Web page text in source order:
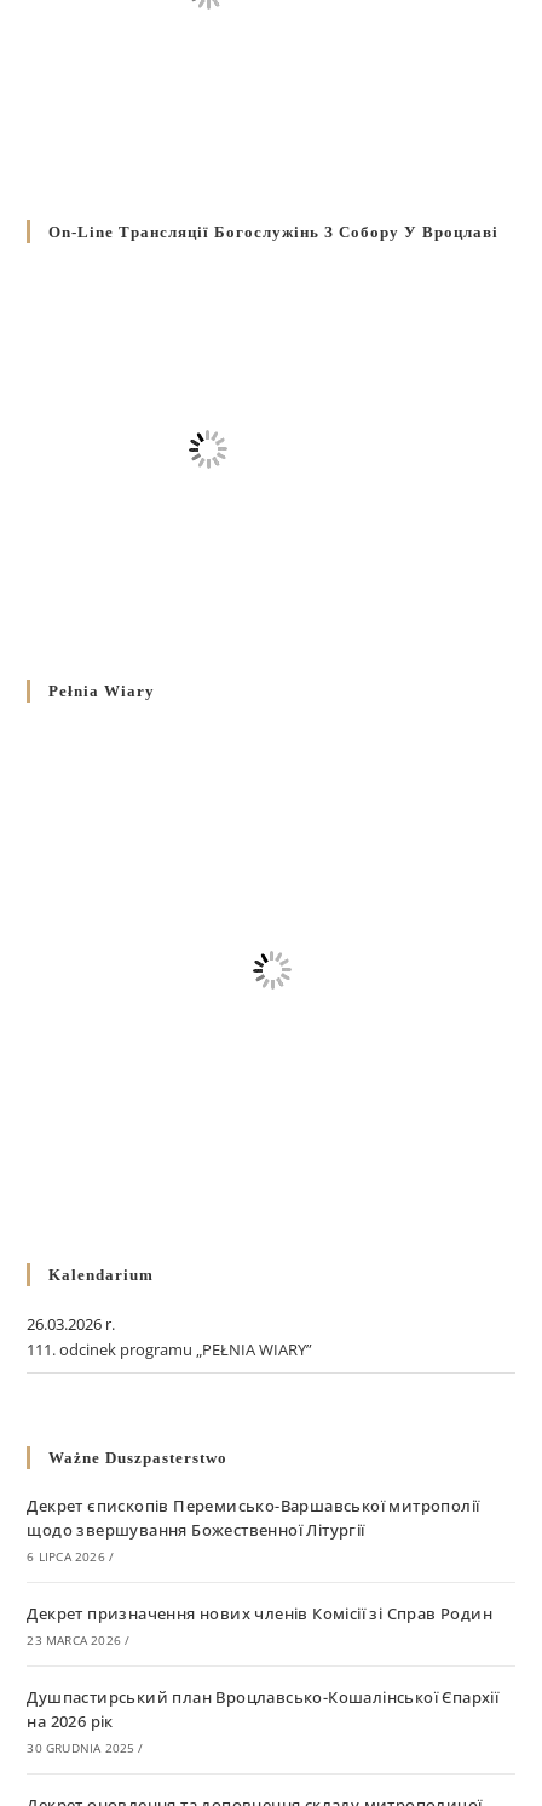
On-Line Трансляції Богослужінь З Собору У Вроцлаві
Pełnia Wiary
Kalendarium
26.03.2026 r.
111. odcinek programu „PEŁNIA WIARY”
Ważne Duszpasterstwo
Декрет єпископів Перемисько-Варшавської митрополії
щодо звершування Божественної Літургії
6 LIPCA 2026 /
Декрет призначення нових членів Комісії зі Справ Родин
23 MARCA 2026 /
Душпастирський план Вроцлавсько-Кошалінської Єпархії
на 2026 рік
30 GRUDNIA 2025 /